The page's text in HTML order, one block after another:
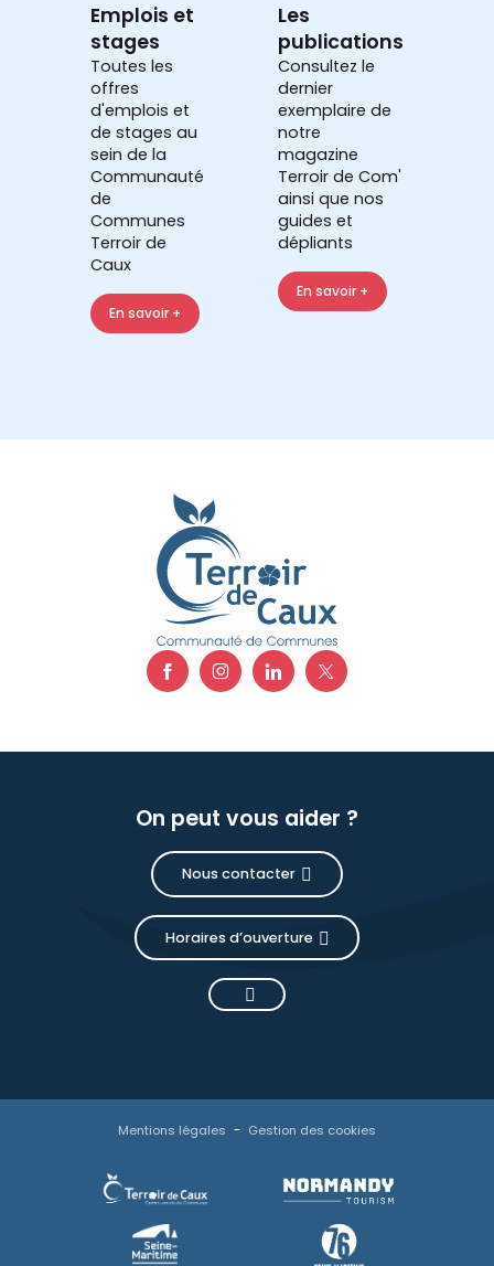
Emplois et
stages
Toutes les
offres
d'emplois et
de stages au
sein de la
Communauté
de
Communes
Terroir de
Caux
En savoir +
Les
publications
Consultez le
dernier
exemplaire de
notre
magazine
Terroir de Com'
ainsi que nos
guides et
dépliants
En savoir +
On peut vous aider ?
Nous contacter
Horaires d’ouverture
Mentions légales Gestion des cookies